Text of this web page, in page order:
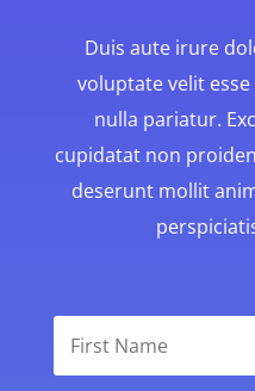
Duis aute irure
voluptate velit
nulla pariatur.
cupidatat non
deserunt mollit